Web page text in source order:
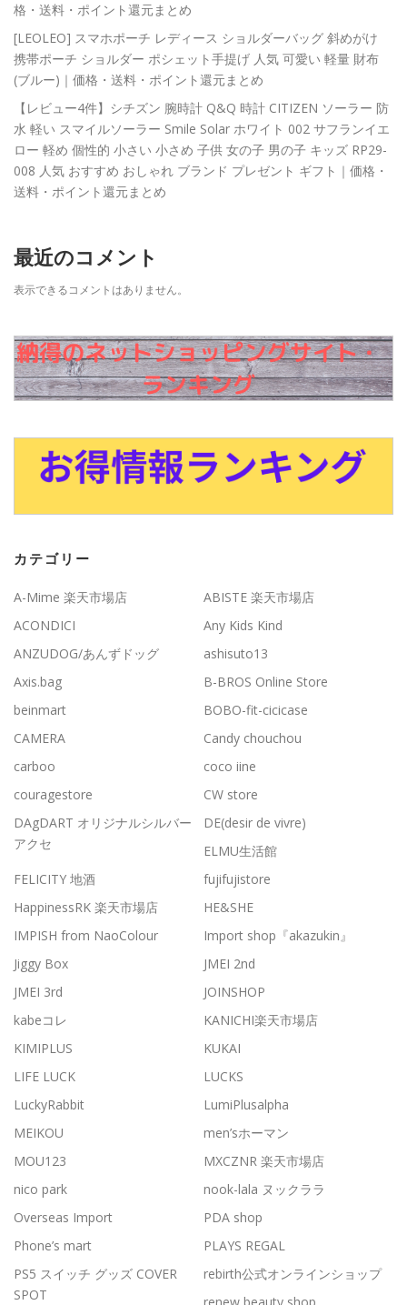
格・送料・ポイント還元まとめ
[LEOLEO] スマホポーチ レディース ショルダーバッグ 斜めがけ
携帯ポーチ ショルダー ポシェット手提げ 人気 可愛い 軽量 財布
(ブルー)｜価格・送料・ポイント還元まとめ
【レビュー4件】シチズン 腕時計 Q&Q 時計 CITIZEN ソーラー 防
水 軽い スマイルソーラー Smile Solar ホワイト 002 サフランイエ
ロー 軽め 個性的 小さい 小さめ 子供 女の子 男の子 キッズ RP29-
008 人気 おすすめ おしゃれ ブランド プレゼント ギフト｜価格・
送料・ポイント還元まとめ
最近のコメント
表示できるコメントはありません。
カテゴリー
A-Mime 楽天市場店
ABISTE 楽天市場店
ACONDICI
Any Kids Kind
ANZUDOG/あんずドッグ
ashisuto13
Axis.bag
B-BROS Online Store
beinmart
BOBO-fit-cicicase
CAMERA
Candy chouchou
carboo
coco iine
couragestore
CW store
DAgDART オリジナルシルバー
アクセ
DE(desir de vivre)
ELMU生活館
FELICITY 地酒
fujifujistore
HappinessRK 楽天市場店
HE&SHE
IMPISH from NaoColour
Import shop『akazukin』
Jiggy Box
JMEI 2nd
JMEI 3rd
JOINSHOP
kabeコレ
KANICHI楽天市場店
KIMIPLUS
KUKAI
LIFE LUCK
LUCKS
LuckyRabbit
LumiPlusalpha
MEIKOU
men’sホーマン
MOU123
MXCZNR 楽天市場店
nico park
nook-lala ヌックララ
Overseas Import
PDA shop
Phone’s mart
PLAYS REGAL
PS5 スイッチ グッズ COVER
SPOT
rebirth公式オンラインショップ